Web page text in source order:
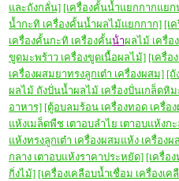
และถังกลั่น] [เครื่องคั้นน้ำแยกกากแยก
น้ำกะทิ เครื่องคั้นน้ำผลไม้แยกกาก] [เ
เครื่องคั้นกะทิ เครื่องคั้นน้ําผลไม้ เครื่อ
ขูดมะพร้าว เครื่องขูดเนื้อผลไม้] [เครื่อ
เครื่องผสมยาทรงลูกเต๋า เครื่องผสม] [ถั
ผลไม้ ถังปั่นน้ำผลไม้ เครื่องปั่นเกล็ดหิ
อาหาร] [ตู้อบลมร้อน เครื่องทอด เครื่อ
แห้งเมล็ดพืช เตาอบลำไย เตาอบแห้งก
แห้งทรงลูกเต๋า เครื่องผสมแห้ง เครื่อง
กลาง เตาอบแห้งราคาประหยัด] [เครื่อ
กิ่งไม้] [เครื่องเคลือบน้ำเชื่อม เครื่องเ